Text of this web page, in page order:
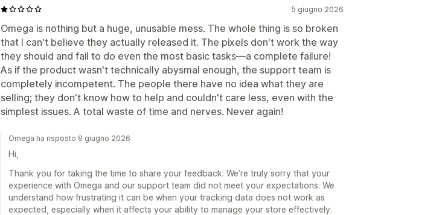
5 giugno 2026
Omega is nothing but a huge, unusable mess. The whole thing is so broken
that I can't believe they actually released it. The pixels don't work the way
they should and fail to do even the most basic tasks—a complete failure!
As if the product wasn't technically abysmal enough, the support team is
completely incompetent. The people there have no idea what they are
selling; they don't know how to help and couldn't care less, even with the
simplest issues. A total waste of time and nerves. Never again!
Omega ha risposto 8 giugno 2026
Hi,
Thank you for taking the time to share your feedback. We’re truly sorry that your
experience with Omega and our support team did not meet your expectations. We
understand how frustrating it can be when your tracking data does not work as
expected, especially when it affects your ability to manage your store effectively.